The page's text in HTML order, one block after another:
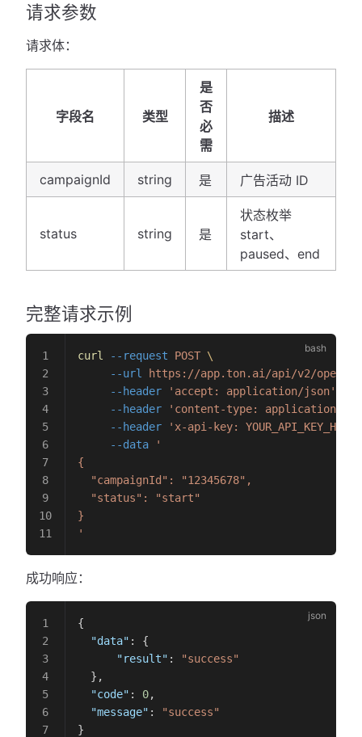
请求参数
请求体：
字段名 类型
是
否
必
需
描述
campaignId string 是 广告活动 ID
status string 是
状态枚举
start、
paused、end
完整请求示例
curl --request POST \
     --url
https://app.ton.ai/api/v2/
     --header
'accept: application/json'
     --header
'content-type: application/
     --header
'x-api-key: YOUR_API_KEY_HERE'
     --data
'
{
  "campaignId": "12345678",
  "status": "start"
}
'
成功响应：
{
  "data"
: {
      "result"
:
"success"
  },
  "code"
: 0,
  "message"
:
"success"
}